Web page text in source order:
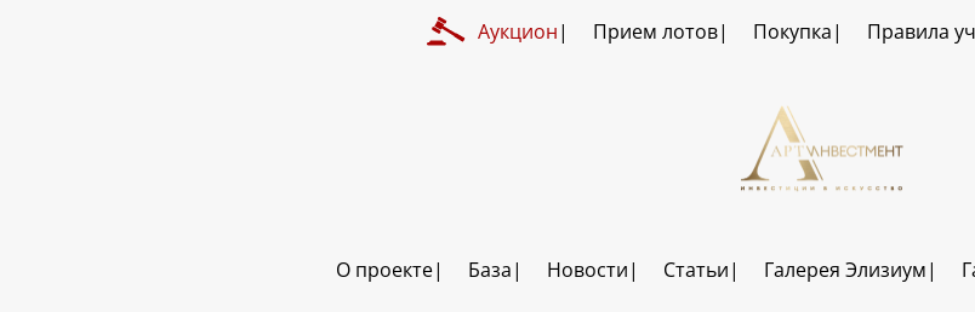
Аукцион Прием лотов Покупка Правила
О проекте База Новости Статьи Галерея Элизиум